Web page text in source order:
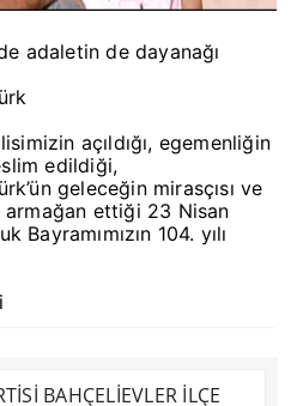
adaletin de dayanağı
açıldığı, egemenliğin
edildiği,
geleceğin mirasçısı ve
ettiği 23 Nisan
104. yılı
BAHÇELİEVLER İLÇE